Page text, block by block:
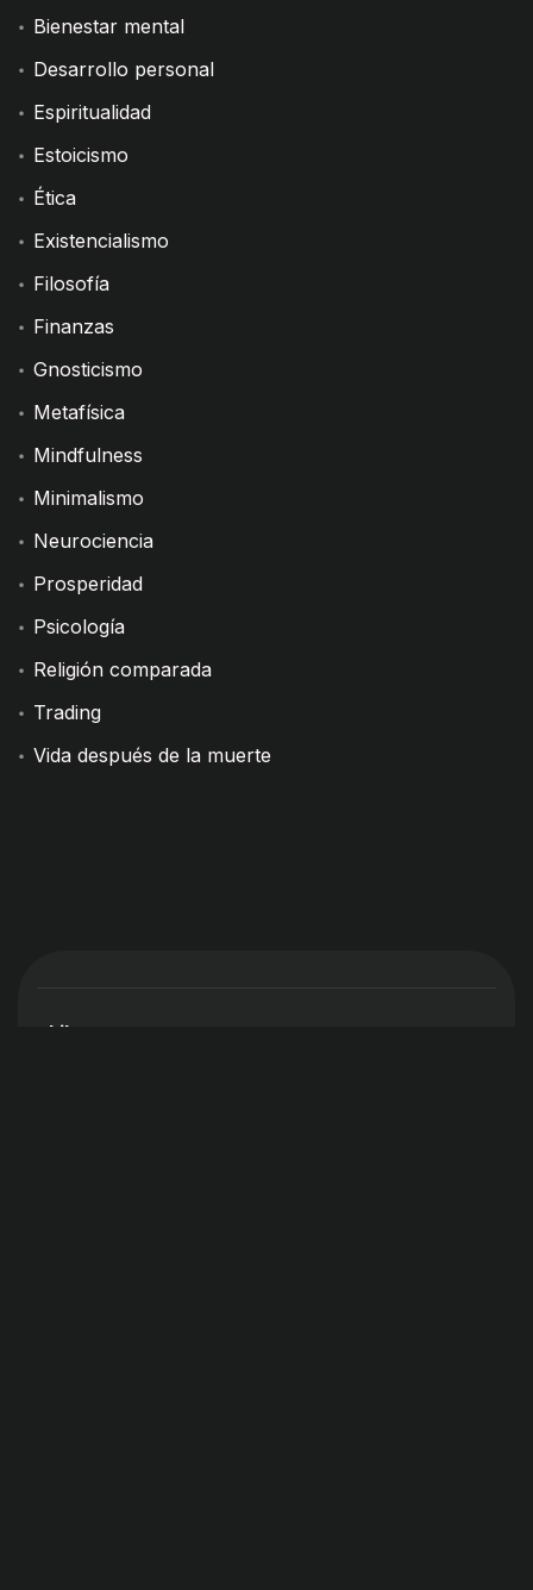
Bienestar mental
Desarrollo personal
Espiritualidad
Estoicismo
Ética
Existencialismo
Filosofía
Finanzas
Gnosticismo
Metafísica
Mindfulness
Minimalismo
Neurociencia
Prosperidad
Psicología
Religión comparada
Trading
Vida después de la muerte
Libros